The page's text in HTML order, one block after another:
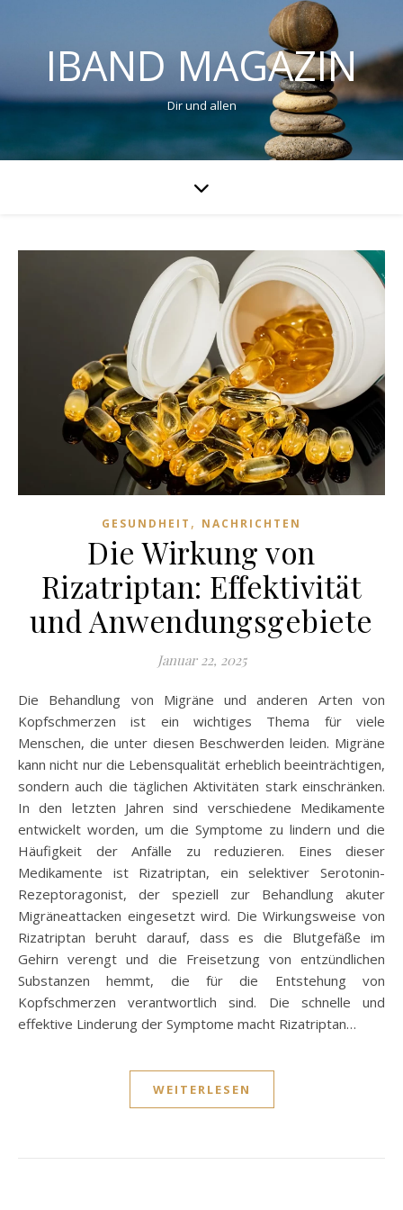
IBAND MAGAZIN
Dir und allen
GESUNDHEIT , NACHRICHTEN
Die Wirkung von
Rizatriptan: Effektivität
und Anwendungsgebiete
Januar 22, 2025
Die Behandlung von Migräne und anderen Arten von
Kopfschmerzen ist ein wichtiges Thema für viele
Menschen, die unter diesen Beschwerden leiden. Migräne
kann nicht nur die Lebensqualität erheblich beeinträchtigen,
sondern auch die täglichen Aktivitäten stark einschränken.
In den letzten Jahren sind verschiedene Medikamente
entwickelt worden, um die Symptome zu lindern und die
Häufigkeit der Anfälle zu reduzieren. Eines dieser
Medikamente ist Rizatriptan, ein selektiver Serotonin-
Rezeptoragonist, der speziell zur Behandlung akuter
Migräneattacken eingesetzt wird. Die Wirkungsweise von
Rizatriptan beruht darauf, dass es die Blutgefäße im
Gehirn verengt und die Freisetzung von entzündlichen
Substanzen hemmt, die für die Entstehung von
Kopfschmerzen verantwortlich sind. Die schnelle und
effektive Linderung der Symptome macht Rizatriptan…
WEITERLESEN